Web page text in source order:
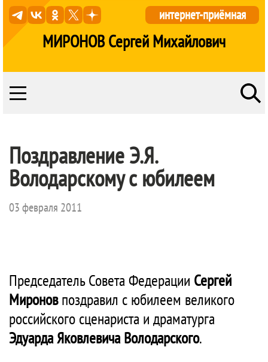
МИРОНОВ Сергей Михайлович
интернет-приёмная
Поздравление Э.Я.
Володарскому с юбилеем
03 февраля 2011
Председатель Совета Федерации Сергей
Мироновпоздравил с юбилеем великого
российского сценариста и драматурга
Эдуарда Яковлевича Володарского.